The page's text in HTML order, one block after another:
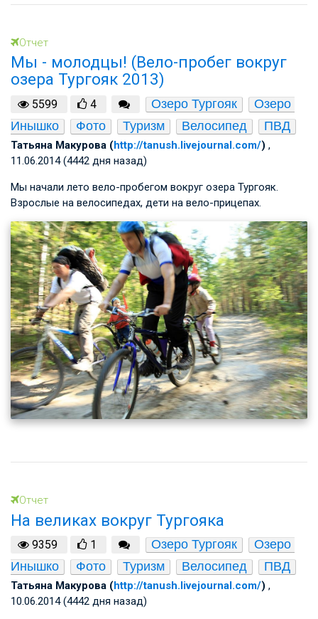
Отчет
Мы - молодцы! (Вело-пробег вокруг
озера Тургояк 2013)
5599 4 Озеро Тургояк
Озеро
Инышко
Фото Туризм Велосипед ПВД
Татьяна Макурова (http://tanush.livejournal.com/) ,
11.06.2014 (4442 дня назад)
Мы начали лето вело-пробегом вокруг озера Тургояк.
Взрослые на велосипедах, дети на вело-прицепах.
Отчет
На великах вокруг Тургояка
9359 1 Озеро Тургояк
Озеро
Инышко
Фото Туризм Велосипед ПВД
Татьяна Макурова (http://tanush.livejournal.com/) ,
10.06.2014 (4442 дня назад)